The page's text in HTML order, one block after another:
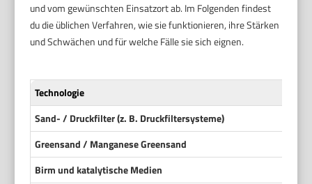
und vom gewünschten Einsatzort ab. Im Folgenden findest
du die üblichen Verfahren, wie sie funktionieren, ihre Stärken
und Schwächen und für welche Fälle sie sich eignen.
Technologie
Sand- / Druckfilter (z. B. Druckfiltersysteme)
Greensand / Manganese Greensand
Birm und katalytische Medien